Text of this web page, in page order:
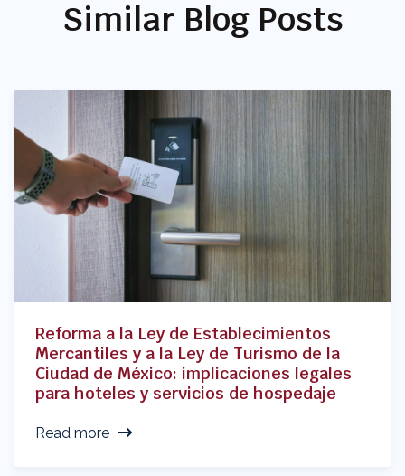
Similar Blog Posts
Reforma a la Ley de Establecimientos
Mercantiles y a la Ley de Turismo de la
Ciudad de México: implicaciones legales
para hoteles y servicios de hospedaje
Read more